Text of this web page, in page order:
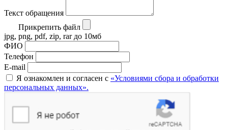
Текст обращения
Прикрепить файл
jpg, png, pdf, zip, rar до 10мб
ФИО
Телефон
E-mail
Я ознакомлен и согласен с «Условиями сбора и обработки
персональных данных».